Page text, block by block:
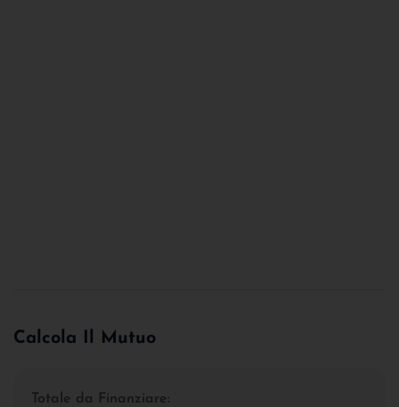
Calcola Il Mutuo
Totale da Finanziare: